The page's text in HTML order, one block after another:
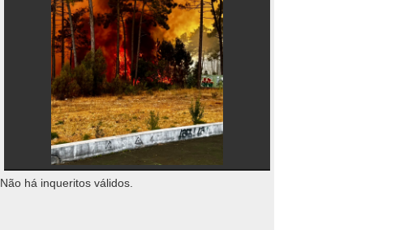
Não há inqueritos válidos.